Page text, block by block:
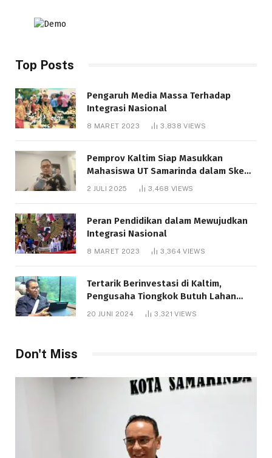
Top Posts
Pengaruh Media Massa Terhadap
Integrasi Nasional
8 MARET 2023 3,838VIEWS
Pemprov Kaltim Siap Masukkan
Mahasiswa UT Samarinda dalam Skema
Bantuan Pendidikan Gratispol
2 JULI 2025 3,468 VIEWS
Peran Pendidikan dalam Mewujudkan
Integrasi Nasional
8 MARET 2023 3,364VIEWS
Tertarik Berinvestasi di Kaltim,
Pengusaha Tiongkok Butuh Lahan
1.000 Hektare
20 JUNI 2024 3,321VIEWS
Don't Miss